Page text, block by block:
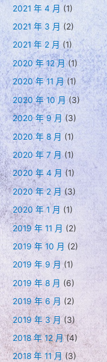
2021 年 4 月 (1)
2021 年 3 月 (2)
2021 年 2 月 (1)
2020 年 12 月(1)
2020 年 11 月(1)
2020 年 10 月 (3)
2020 年 9 月 (3)
2020 年 8 月 (1)
2020 年 7 月(1)
2020 年 4 月 (1)
2020 年 2 月 (3)
2020 年 1 月 (1)
2019 年 11 月 (2)
2019 年 10 月 (2)
2019 年 9 月(1)
2019 年 8 月 (6)
2019 年 6 月 (2)
2019 年 3 月(3)
2018 年 12 月(4)
2018 年 11 月 (3)